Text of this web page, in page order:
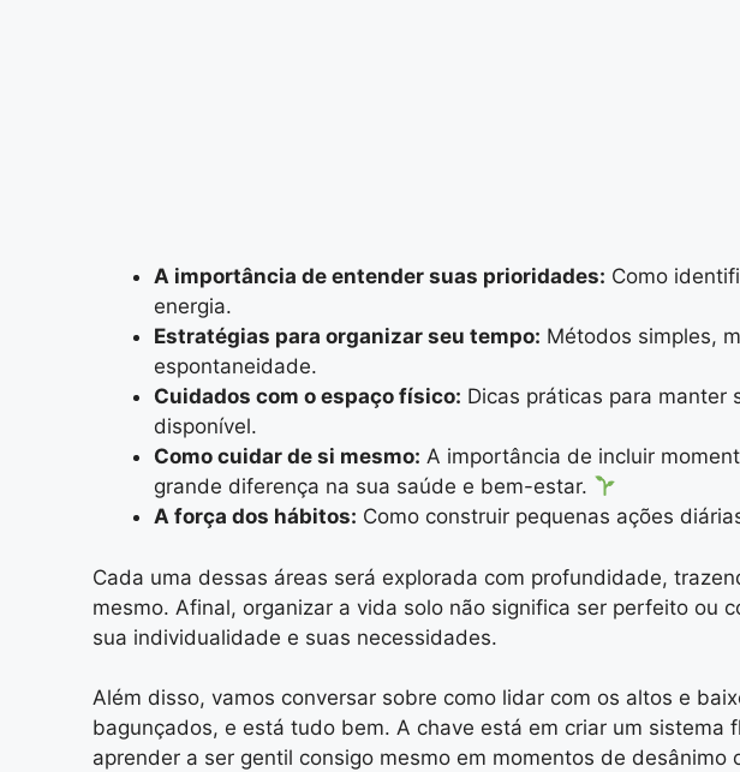
A importância de entender suas prioridades: Como
energia.
Estratégias para organizar seu tempo: Métodos simples,
espontaneidade.
Cuidados com o espaço físico: Dicas práticas para manter
disponível.
Como cuidar de si mesmo: A importância de incluir
grande diferença na sua saúde e bem-estar.
A força dos hábitos: Como construir pequenas ações
Cada uma dessas áreas será explorada com profundidade,
mesmo. Afinal, organizar a vida solo não significa ser perfeito ou
sua individualidade e suas necessidades.
Além disso, vamos conversar sobre como lidar com os altos e
bagunçados, e está tudo bem. A chave está em criar um
aprender a ser gentil consigo mesmo em momentos de desânimo